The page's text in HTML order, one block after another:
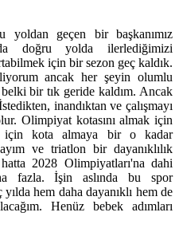
yoldan geçen bir başkanımız
doğru yolda ilerlediğimizi
için bir sezon geç kaldık.
ancak her şeyin olumlu
belki bir tık geride kaldım. Ancak
inandıktan ve çalışmayı
Olimpiyat kotasını almak için
için kota almaya bir o kadar
ve triatlon bir dayanıklılık
2028 Olimpiyatları'na dahi
fazla. İşin aslında bu spor
hem daha dayanıklı hem de
Henüz bebek adımları